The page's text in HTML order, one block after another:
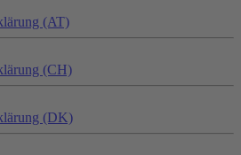
(AT)
(CH)
(DK)